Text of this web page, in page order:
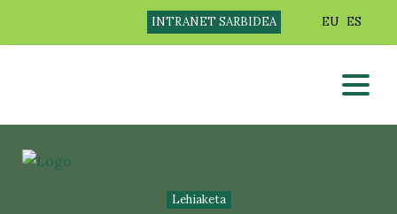
INTRANET SARBIDEA EU ES
Lehiaketa